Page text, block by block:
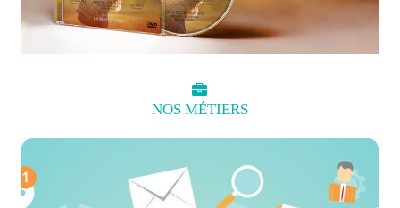
NOS MÉTIERS